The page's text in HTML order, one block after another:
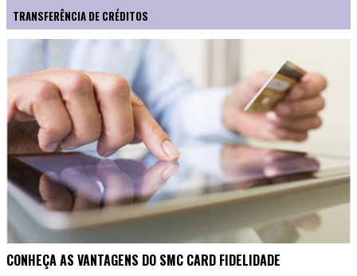
TRANSFERÊNCIA DE CRÉDITOS
CONHEÇA AS VANTAGENS DO SMC CARD FIDELIDADE